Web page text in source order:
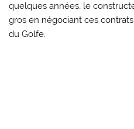
quelques années, le
gros en négociant ces
du Golfe.